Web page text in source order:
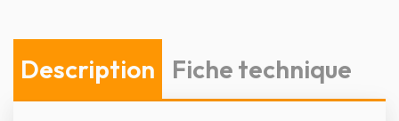
Description Fiche technique